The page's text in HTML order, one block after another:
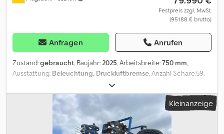
Festpreis zzgl. MwSt.
(95.188 € brutto)
Anfragen Anrufen
Zustand:gebraucht, Baujahr:2025, Arbeitsbreite:750 mm,
Ausstattung: Beleuchtung, Druckluftbremse, Anzahl Schare:59,
Flügelschare, Gezogen, Hydraulische Klappung,
Steinsicherung_____Fahrwerk59 FederzinkenRahmenhöhe:
0.646-balkigUntenanhängung KAT III/IVSpurlockerer hydraulisch
Hydraulisches FrontlevelboardGänsefußschar Hartmetall DSTS
Walze Nachstriegel,Lagerort:Kunde Dcsdpfx Aszkdm Hsa Tsk
Kleinanzeige